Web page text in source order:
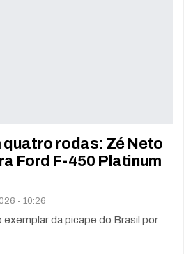
quatro rodas: Zé Neto
Ford F-450 Platinum
- 10:26
da picape do Brasil por